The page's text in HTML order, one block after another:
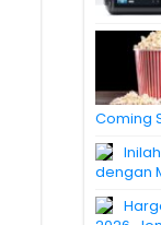
Coming
dengan